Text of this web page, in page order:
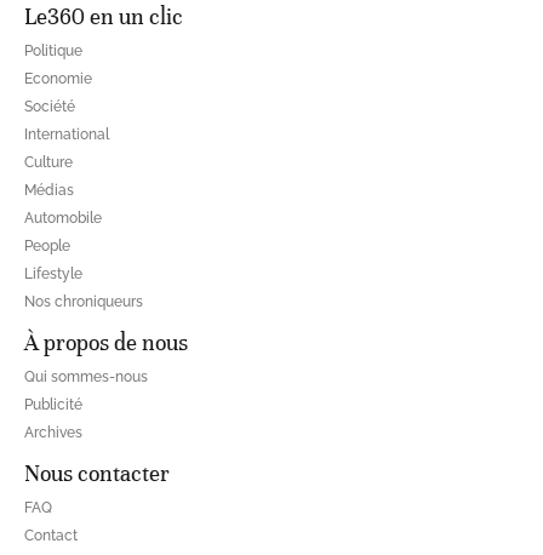
Le360 en un clic
Politique
Economie
Société
International
Culture
Médias
Automobile
People
Lifestyle
Nos chroniqueurs
À propos de nous
Qui sommes-nous
Publicité
Archives
Nous contacter
FAQ
Contact